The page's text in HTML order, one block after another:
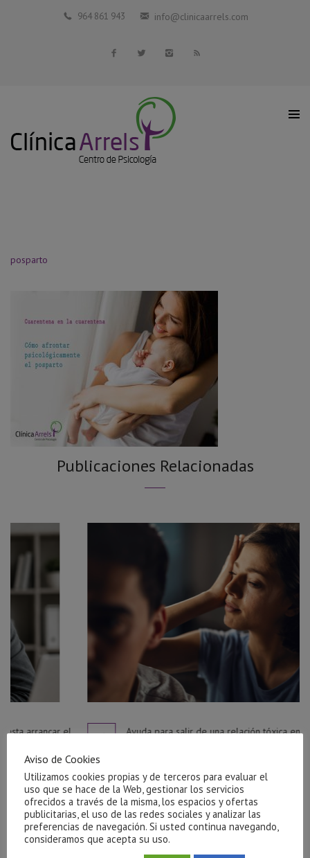
Blog
964 861 943 info@clinicaarrels.com
posparto
Publicaciones Relacionadas
Ayuda para salir de una relación tóxica en Castellón
Aviso de Cookies
Utilizamos cookies propias y de terceros para evaluar el
uso que se hace de la Web, gestionar los servicios
ofrecidos a través de la misma, los espacios y ofertas
publicitarias, el uso de las redes sociales y analizar las
preferencias de navegación. Si usted continua navegando,
consideramos que acepta su uso.